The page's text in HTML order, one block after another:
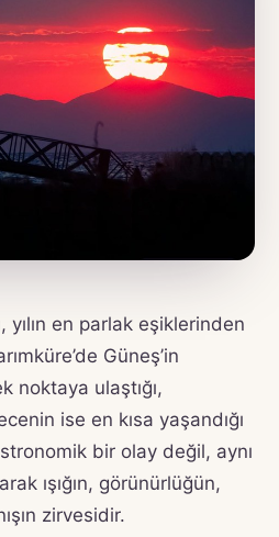
yılın en parlak eşiklerinden
Güneş’in
noktaya ulaştığı,
ise en kısa yaşandığı
bir olay değil, aynı
ışığın, görünürlüğün,
zirvesidir.